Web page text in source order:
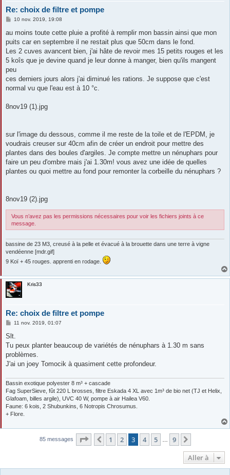
Re: choix de filtre et pompe
M
s
a
g
10 nov. 2019, 19:08
au moins toute cette pluie a profité à remplir mon bassin ainsi que mon
puits car en septembre il ne restait plus que 50cm dans le fond.
Les 2 cuves avancent bien, j'ai hâte de revoir mes 15 petits rouges et les
5 koîs que je devine quand je leur donne à manger, bien qu'ils mangent
peu
ces derniers jours alors j'ai diminué les rations. Je suppose que c'est
normal vu que l'eau est à 10 °c.
8nov19 (1).jpg
sur l'image du dessous, comme il me reste de la toile et de l'EPDM, je
voudrais creuser sur 40cm afin de créer un endroit pour mettre des
plantes dans des boules d'argiles. Je compte mettre un nénuphars pour
faire un peu d'ombre mais j'ai 1.30m! vous avez une idée de quelles
plantes ou quoi mettre au fond pour remonter la corbeille du nénuphars ?
8nov19 (2).jpg
Vous n’avez pas les permissions nécessaires pour voir les fichiers joints à ce
message.
bassine de 23 M3, creusé à la pelle et évacué à la brouette dans une terre à vigne
vendéenne [mdr.gif]
9 Koï + 45 rouges. apprenti en rodage.
Kris33
Re: choix de filtre et pompe
M
s
a
g
11 nov. 2019, 01:07
Slt.
Tu peux planter beaucoup de variétés de nénuphars à 1.30 m sans
problèmes.
J'ai un joey Tomocik à quasiment cette profondeur.
Bassin exotique polyester 8 m³ + cascade
Fag SuperSieve, fût 220 L brosses, filtre Eskada 4 XL avec 1m³ de bio net (TJ et Helix,
Glafoam, billes argile), UVC 40 W, pompe à air Hailea V60.
Faune: 6 kois, 2 Shubunkins, 6 Notropis Chrosumus.
+ Flore.
85 messages Page sur9
Précédente
1 2 3 4 5 9
Aller à